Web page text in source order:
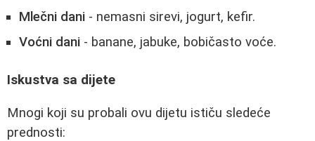
Mlečni dani - nemasni sirevi, jogurt, kefir.
Voćni dani - banane, jabuke, bobičasto voće.
Iskustva sa dijete
Mnogi koji su probali ovu dijetu ističu sledeće
prednosti: